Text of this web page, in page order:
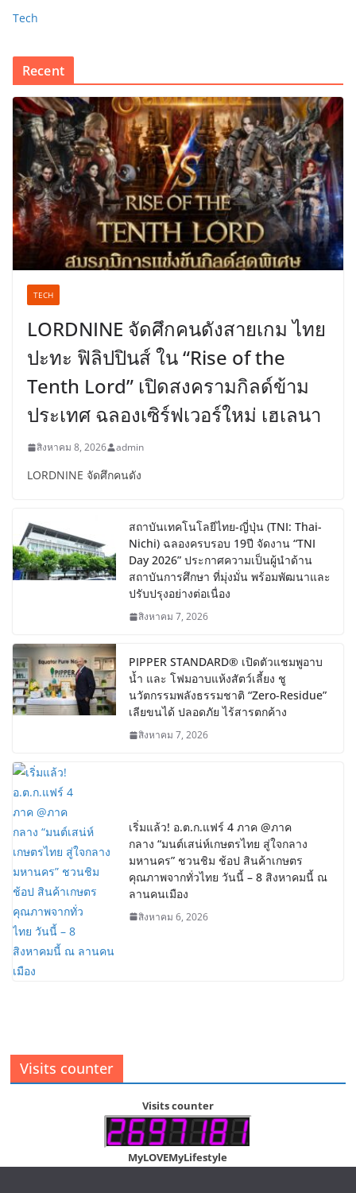
Tech
Recent
TECH
LORDNINE จัดศึกคนดังสายเกม ไทย
ปะทะ ฟิลิปปินส์ ใน “Rise of the
Tenth Lord” เปิดสงครามกิลด์ข้าม
ประเทศ ฉลองเซิร์ฟเวอร์ใหม่ เฮเลนา
สิงหาคม 8, 2026 admin
LORDNINE จัดศึกคนดัง
สถาบันเทคโนโลยีไทย-ญี่ปุ่น (TNI: Thai-
Nichi) ฉลองครบรอบ 19ปี จัดงาน “TNI
Day 2026” ประกาศความเป็นผู้นำด้าน
สถาบันการศึกษา ที่มุ่งมั่น พร้อมพัฒนาและ
ปรับปรุงอย่างต่อเนื่อง
สิงหาคม 7, 2026
PIPPER STANDARD® เปิดตัวแชมพูอาบ
น้ำ และ โฟมอาบแห้งสัตว์เลี้ยง ชู
นวัตกรรมพลังธรรมชาติ “Zero-Residue”
เลียขนได้ ปลอดภัย ไร้สารตกค้าง
สิงหาคม 7, 2026
เริ่มแล้ว! อ.ต.ก.แฟร์ 4 ภาค @ภาค
กลาง “มนต์เสน่ห์เกษตรไทย สู่ใจกลาง
มหานคร” ชวนชิม ช้อป สินค้าเกษตร
คุณภาพจากทั่วไทย วันนี้ – 8 สิงหาคมนี้ ณ
ลานคนเมือง
สิงหาคม 6, 2026
Visits counter
Visits counter
MyLOVEMyLifestyle